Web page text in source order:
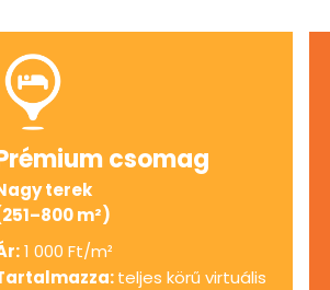
csomag
terek
m²)
1 000 Ft/m²
teljes körű virtuális